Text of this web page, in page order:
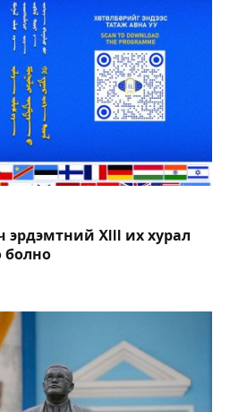
эрдэмтний XIII их хурал
болно